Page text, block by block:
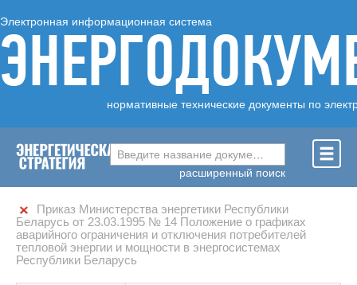
Электронная информационная система
нормативные технические документы по
Введите название документа ...
расширенный поиск
Приказ Министерства энергетики Республики
Беларусь от 23.03.1995 № 14 Положение о графиках
аварийного ограничения и отключения потребителей
тепловой энергии и мощности в энергосистемах
Республики Беларусь